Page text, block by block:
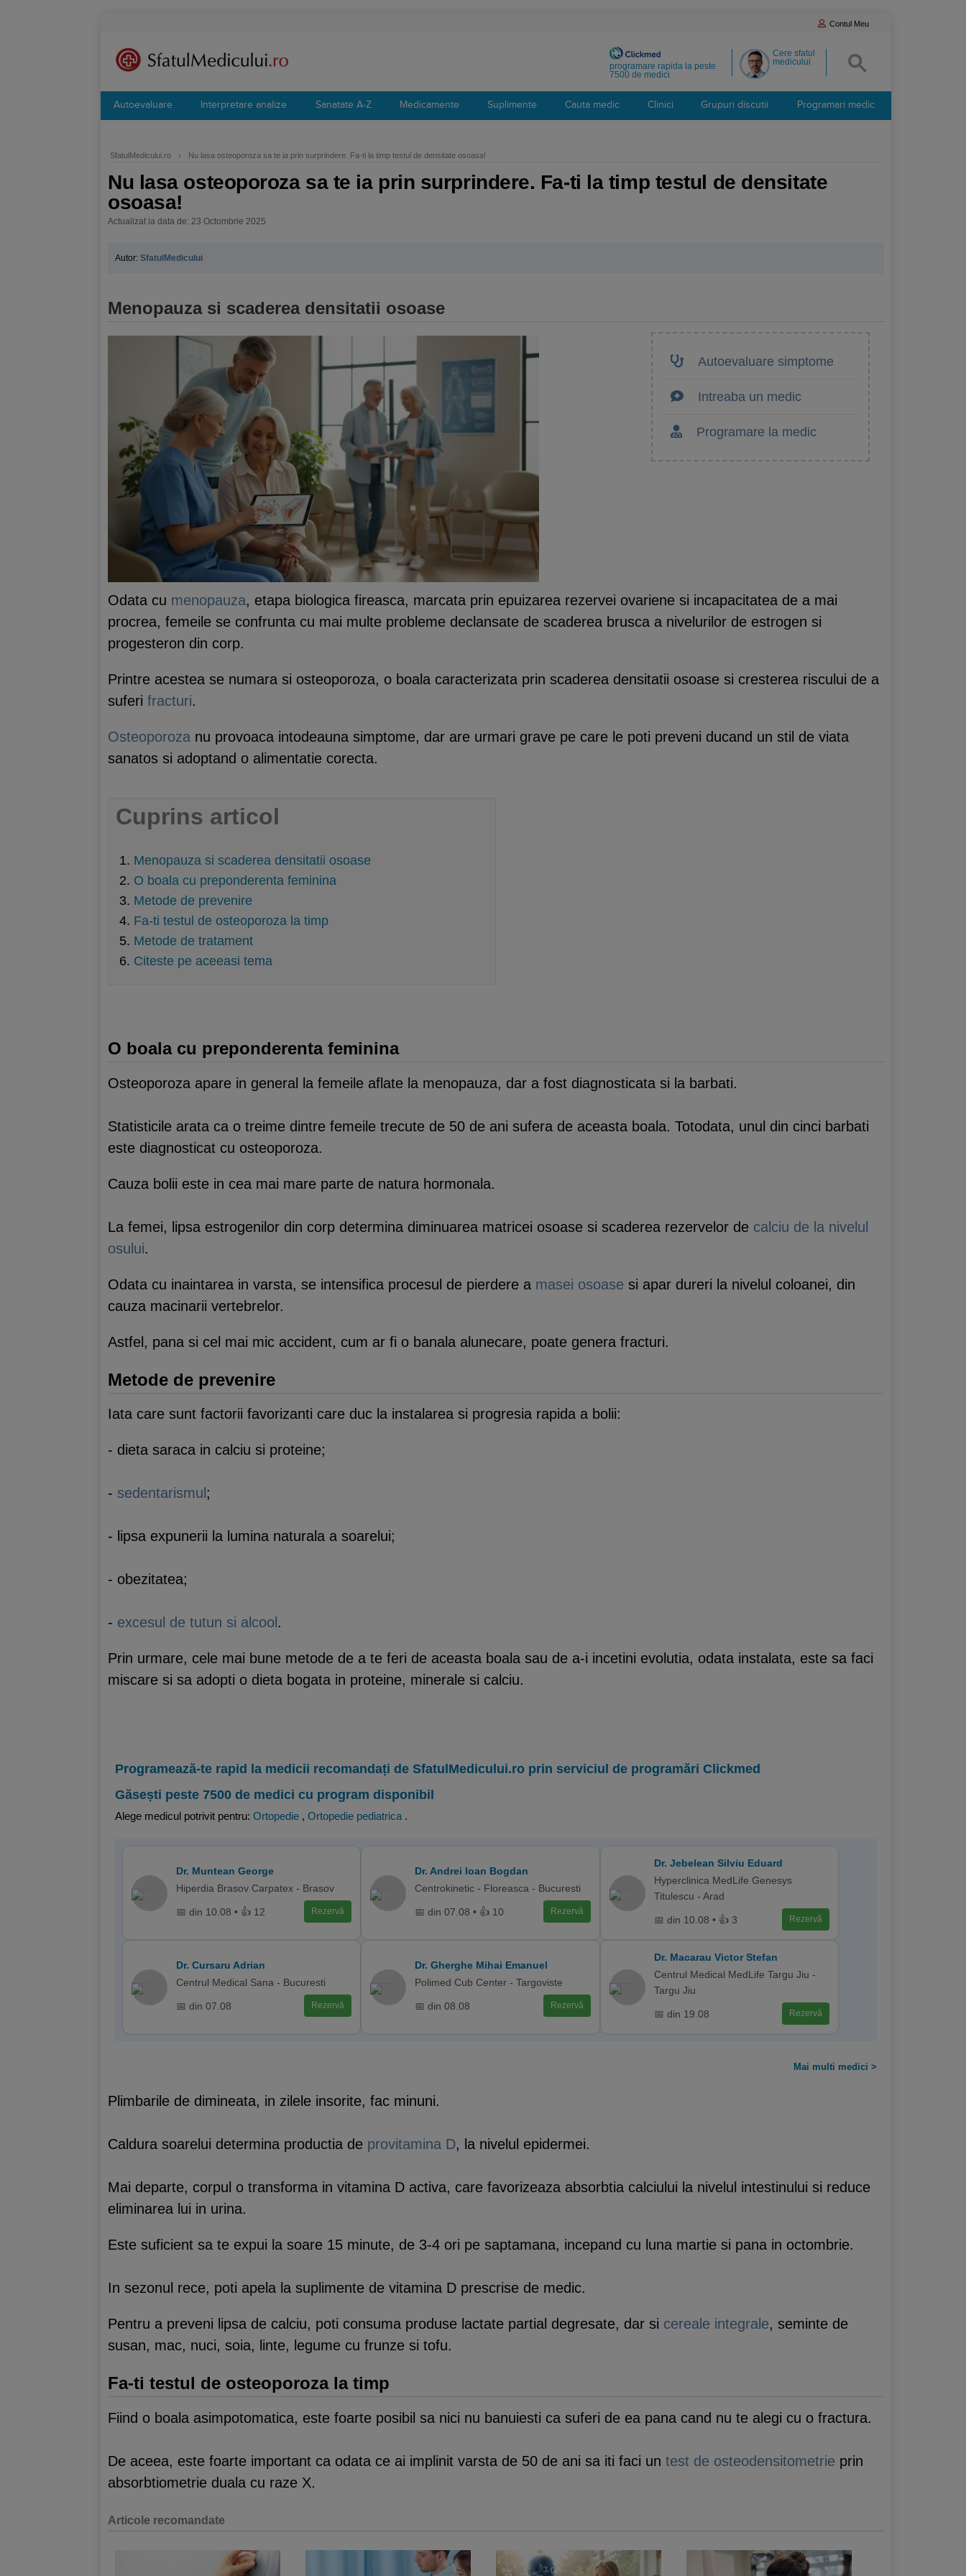
Contul Meu
Cere sfatul
medicului
programare rapida la peste
7500 de medici
Autoevaluare Interpretare analize Sanatate A-Z Medicamente Suplimente Cauta medic Clinici Grupuri discutii Programari medic
SfatulMedicului.ro › Nu lasa osteoporoza sa te ia prin surprindere. Fa-ti la timp testul de densitate osoasa!
Nu lasa osteoporoza sa te ia prin surprindere. Fa-ti la timp testul de densitate
osoasa!
Actualizat la data de: 23 Octombrie 2025
Autor: SfatulMedicului
Menopauza si scaderea densitatii osoase
Autoevaluare simptome
Intreaba un medic
Programare la medic
Odata cu menopauza, etapa biologica fireasca, marcata prin epuizarea rezervei ovariene si incapacitatea de a mai
procrea, femeile se confrunta cu mai multe probleme declansate de scaderea brusca a nivelurilor de estrogen si
progesteron din corp.
Printre acestea se numara si osteoporoza, o boala caracterizata prin scaderea densitatii osoase si cresterea riscului de a
suferi fracturi.
Osteoporoza nu provoaca intodeauna simptome, dar are urmari grave pe care le poti preveni ducand un stil de viata
sanatos si adoptand o alimentatie corecta.
Cuprins articol
Menopauza si scaderea densitatii osoase
O boala cu preponderenta feminina
Metode de prevenire
Fa-ti testul de osteoporoza la timp
Metode de tratament
Citeste pe aceeasi tema
O boala cu preponderenta feminina
Osteoporoza apare in general la femeile aflate la menopauza, dar a fost diagnosticata si la barbati.
Statisticile arata ca o treime dintre femeile trecute de 50 de ani sufera de aceasta boala. Totodata, unul din cinci barbati
este diagnosticat cu osteoporoza.
Cauza bolii este in cea mai mare parte de natura hormonala.
La femei, lipsa estrogenilor din corp determina diminuarea matricei osoase si scaderea rezervelor de calciu de la nivelul
osului.
Odata cu inaintarea in varsta, se intensifica procesul de pierdere a masei osoase si apar dureri la nivelul coloanei, din
cauza macinarii vertebrelor.
Astfel, pana si cel mai mic accident, cum ar fi o banala alunecare, poate genera fracturi.
Metode de prevenire
Iata care sunt factorii favorizanti care duc la instalarea si progresia rapida a bolii:
- dieta saraca in calciu si proteine;
- sedentarismul ;
- lipsa expunerii la lumina naturala a soarelui;
- obezitatea;
- excesul de tutun si alcool .
Prin urmare, cele mai bune metode de a te feri de aceasta boala sau de a-i incetini evolutia, odata instalata, este sa faci
miscare si sa adopti o dieta bogata in proteine, minerale si calciu.
Programează-te rapid la medicii recomandați de SfatulMedicului.ro prin serviciul de programări Clickmed
Găsești peste 7500 de medici cu program disponibil
Alege medicul potrivit pentru: Ortopedie , Ortopedie pediatrica .
Dr. Muntean George
Hiperdia Brasov Carpatex - Brasov
📅 din 10.08 • 👍 12 Rezervă
Dr. Andrei Ioan Bogdan
Centrokinetic - Floreasca - Bucuresti
📅 din 07.08 • 👍 10 Rezervă
Dr. Jebelean Silviu Eduard
Hyperclinica MedLife Genesys
Titulescu - Arad
📅 din 10.08 • 👍 3 Rezervă
Dr. Cursaru Adrian
Centrul Medical Sana - Bucuresti
📅 din 07.08 Rezervă
Dr. Gherghe Mihai Emanuel
Polimed Cub Center - Targoviste
📅 din 08.08 Rezervă
Dr. Macarau Victor Stefan
Centrul Medical MedLife Targu Jiu -
Targu Jiu
📅 din 19.08 Rezervă
Mai multi medici >
Plimbarile de dimineata, in zilele insorite, fac minuni.
Caldura soarelui determina productia de provitamina D, la nivelul epidermei.
Mai departe, corpul o transforma in vitamina D activa, care favorizeaza absorbtia calciului la nivelul intestinului si reduce
eliminarea lui in urina.
Este suficient sa te expui la soare 15 minute, de 3-4 ori pe saptamana, incepand cu luna martie si pana in octombrie.
In sezonul rece, poti apela la suplimente de vitamina D prescrise de medic.
Pentru a preveni lipsa de calciu, poti consuma produse lactate partial degresate, dar si cereale integrale, seminte de
susan, mac, nuci, soia, linte, legume cu frunze si tofu.
Fa-ti testul de osteoporoza la timp
Fiind o boala asimpotomatica, este foarte posibil sa nici nu banuiesti ca suferi de ea pana cand nu te alegi cu o fractura.
De aceea, este foarte important ca odata ce ai implinit varsta de 50 de ani sa iti faci un test de osteodensitometrie prin
absorbtiometrie duala cu raze X.
Articole recomandate